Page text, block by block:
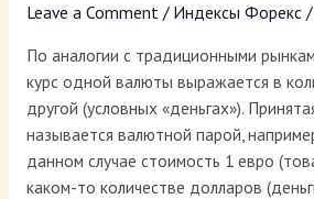
Leave a Comment / Индексы Форекс/
По аналогии с традиционными
курс одной валюты выражается в
другой (условных «деньгах»).
называется валютной парой,
данном случае стоимость 1 евро
каком-то количестве долларов
на
бирже